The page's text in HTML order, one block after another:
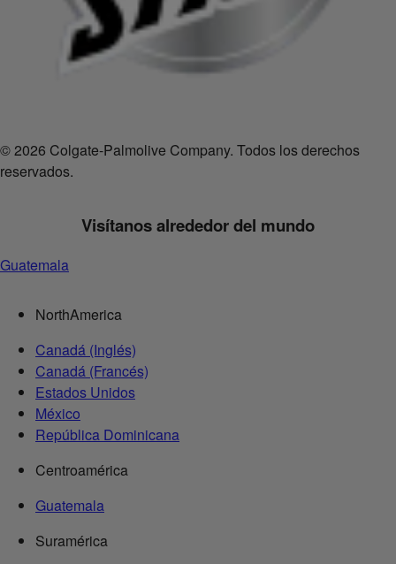
© 2026 Colgate-Palmolive Company. Todos los derechos
reservados.
Visítanos alrededor del mundo
Guatemala
NorthAmerica
Canadá (Inglés)
Canadá (Francés)
Estados Unidos
México
República Dominicana
Centroamérica
Guatemala
Suramérica